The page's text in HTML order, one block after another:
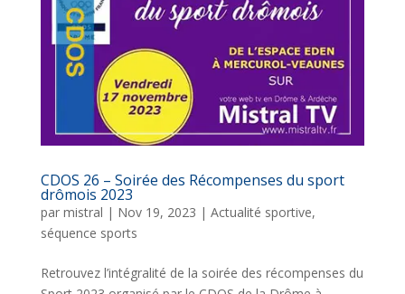
CDOS 26 – Soirée des Récompenses du sport
drômois 2023
par mistral | Nov 19, 2023 | Actualité sportive,
séquence sports
Retrouvez l’intégralité de la soirée des récompenses du